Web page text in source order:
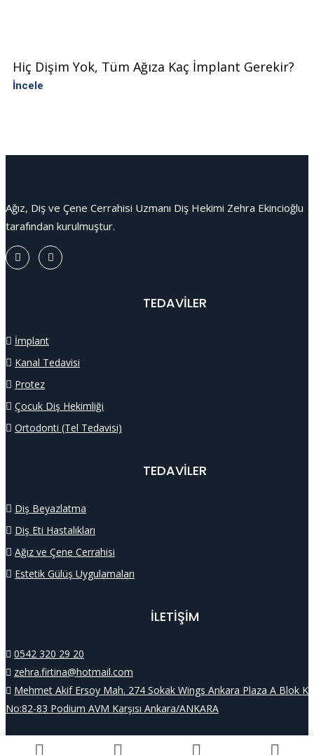
Hiç Dişim Yok, Tüm Ağıza Kaç İmplant Gerekir?
İncele
Ağız, Diş ve Çene Cerrahisi Uzmanı Diş Hekimi Zehra Ekincioğlu
tarafından kurulmuştur.
TEDAVİLER
İmplant
Kanal Tedavisi
Protez
Çocuk Diş Hekimliği
Ortodonti (Tel Tedavisi)
TEDAVİLER
Diş Beyazlatma
Diş Eti Hastalıkları
Ağız ve Çene Cerrahisi
Estetik Gülüş Uygulamaları
İLETİŞİM
0542 320 29 20
zehra.firtina@hotmail.com
Mehmet Akif Ersoy Mah. 274 Sokak Wings Ankara Plaza A Blok
No:82-83 Podium AVM Karşısı Ankara/ANKARA